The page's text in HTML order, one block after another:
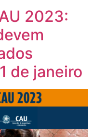
2023:
de janeiro